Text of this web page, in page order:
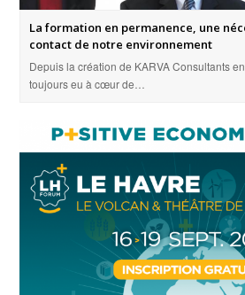
La formation en permanence, une
contact de notre environnement
Depuis la création de KARVA Consultants
toujours eu à cœur de…